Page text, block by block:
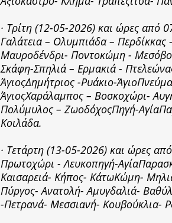
· Τρίτη (12-05-2026) και ώρες
Γαλάτεια – Ολυμπιάδα –
Μαυροδένδρι- Ποντοκώμη -
Σκάφη-Σπηλιά – Ερμακιά -
ΆγιοςΔημήτριος -Ρυάκιο-
ΆγιοςΧαράλαμπος – Βοσκοχώρι-
Πολύμυλος – ΖωοδόχοςΠηγή-
Κοιλάδα.
· Τετάρτη (13-05-2026) και ώρες
Πρωτοχώρι - Λευκοπηγή-
Καισαρειά- Κήπος- ΚάτωΚώμη-
Πύργος- Ανατολή- Αμυγδαλιά-
-Πετρανά- Μεσσιανή- Κουβούκλια-